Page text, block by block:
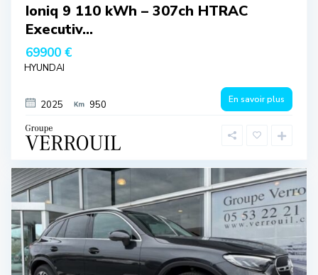
Ioniq 9 110 kWh – 307ch HTRAC
Executiv...
69900 €
HYUNDAI
2025 950 En savoir plus